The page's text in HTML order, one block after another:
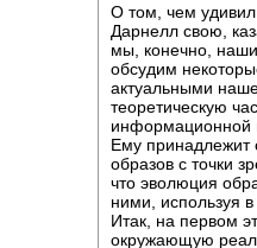
О том, чем
Дарнелл свою,
мы, конечно,
обсудим
актуальными
теоретическую
информационной
Ему принадлежит
образов с точки
что эволюция
ними, используя
Итак, на первом
окружающую